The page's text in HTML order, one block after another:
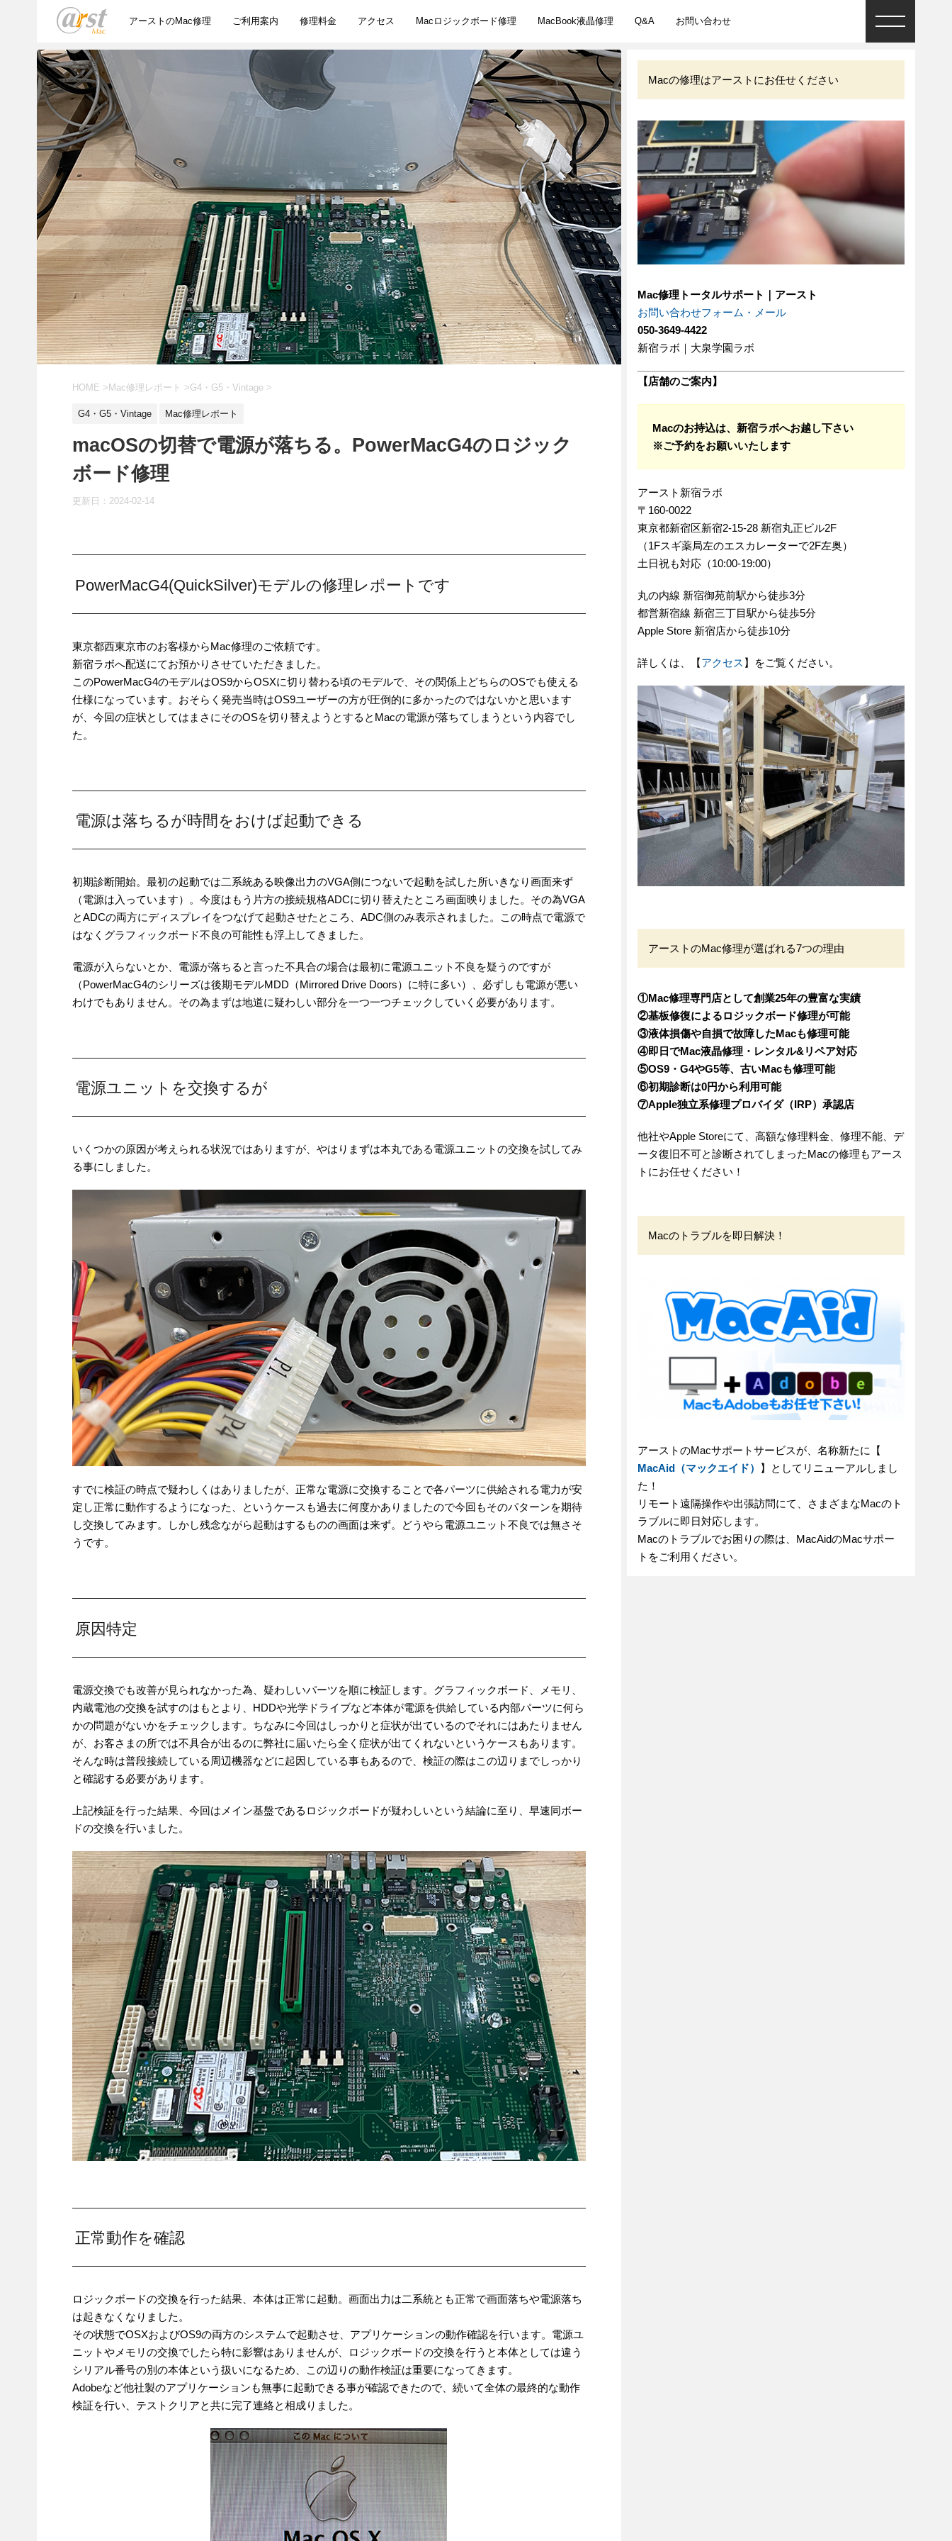
アーストのMac修理 ご利用案内 修理料金 アクセス Macロジックボード修理 MacBook液晶修理 Q&A お問い合わせ
HOME > Mac修理レポート >G4・G5・Vintage >
G4・G5・Vintage Mac修理レポート
macOSの切替で電源が落ちる。PowerMacG4のロジック
ボード修理
更新日： 2024-02-14
PowerMacG4(QuickSilver)モデルの修理レポートです
東京都西東京市のお客様からMac修理のご依頼です。
新宿ラボへ配送にてお預かりさせていただきました。
このPowerMacG4のモデルはOS9からOSXに切り替わる頃のモデルで、その関係上どちらのOSでも使える
仕様になっています。おそらく発売当時はOS9ユーザーの方が圧倒的に多かったのではないかと思います
が、今回の症状としてはまさにそのOSを切り替えようとするとMacの電源が落ちてしまうという内容でし
た。
電源は落ちるが時間をおけば起動できる
初期診断開始。最初の起動では二系統ある映像出力のVGA側につないで起動を試した所いきなり画面来ず
（電源は入っています）。今度はもう片方の接続規格ADCに切り替えたところ画面映りました。その為VGA
とADCの両方にディスプレイをつなげて起動させたところ、ADC側のみ表示されました。この時点で電源で
はなくグラフィックボード不良の可能性も浮上してきました。
電源が入らないとか、電源が落ちると言った不具合の場合は最初に電源ユニット不良を疑うのですが
（PowerMacG4のシリーズは後期モデルMDD（Mirrored Drive Doors）に特に多い）、必ずしも電源が悪い
わけでもありません。その為まずは地道に疑わしい部分を一つ一つチェックしていく必要があります。
電源ユニットを交換するが
いくつかの原因が考えられる状況ではありますが、やはりまずは本丸である電源ユニットの交換を試してみ
る事にしました。
すでに検証の時点で疑わしくはありましたが、正常な電源に交換することで各パーツに供給される電力が安
定し正常に動作するようになった、というケースも過去に何度かありましたので今回もそのパターンを期待
し交換してみます。しかし残念ながら起動はするものの画面は来ず。どうやら電源ユニット不良では無さそ
うです。
原因特定
電源交換でも改善が見られなかった為、疑わしいパーツを順に検証します。グラフィックボード、メモリ、
内蔵電池の交換を試すのはもとより、HDDや光学ドライブなど本体が電源を供給している内部パーツに何ら
かの問題がないかをチェックします。ちなみに今回はしっかりと症状が出ているのでそれにはあたりません
が、お客さまの所では不具合が出るのに弊社に届いたら全く症状が出てくれないというケースもあります。
そんな時は普段接続している周辺機器などに起因している事もあるので、検証の際はこの辺りまでしっかり
と確認する必要があります。
上記検証を行った結果、今回はメイン基盤であるロジックボードが疑わしいという結論に至り、早速同ボー
ドの交換を行いました。
正常動作を確認
ロジックボードの交換を行った結果、本体は正常に起動。画面出力は二系統とも正常で画面落ちや電源落ち
は起きなくなりました。
その状態でOSXおよびOS9の両方のシステムで起動させ、アプリケーションの動作確認を行います。電源ユ
ニットやメモリの交換でしたら特に影響はありませんが、ロジックボードの交換を行うと本体としては違う
シリアル番号の別の本体という扱いになるため、この辺りの動作検証は重要になってきます。
Adobeなど他社製のアプリケーションも無事に起動できる事が確認できたので、続いて全体の最終的な動作
検証を行い、テストクリアと共に完了連絡と相成りました。
Macの修理はアーストにお任せください
Mac修理トータルサポート｜アースト
お問い合わせフォーム・メール
050-3649-4422
新宿ラボ｜大泉学園ラボ
【店舗のご案内】
Macのお持込は、新宿ラボへお越し下さい
※ご予約をお願いいたします
アースト新宿ラボ
〒160-0022
東京都新宿区新宿2-15-28 新宿丸正ビル2F
（1Fスギ薬局左のエスカレーターで2F左奥）
土日祝も対応（10:00-19:00）
丸の内線 新宿御苑前駅から徒歩3分
都営新宿線 新宿三丁目駅から徒歩5分
Apple Store 新宿店から徒歩10分
詳しくは、【アクセス 】をご覧ください。
アーストのMac修理が選ばれる7つの理由
①Mac修理専門店として創業25年の豊富な実績
②基板修復によるロジックボード修理が可能
③液体損傷や自損で故障したMacも修理可能
④即日でMac液晶修理・レンタル&リペア対応
⑤OS9・G4やG5等、古いMacも修理可能
⑥初期診断は0円から利用可能
⑦Apple独立系修理プロバイダ（IRP）承認店
他社やApple Storeにて、高額な修理料金、修理不能、デ
ータ復旧不可と診断されてしまったMacの修理もアース
トにお任せください！
Macのトラブルを即日解決！
アーストのMacサポートサービスが、名称新たに【
MacAid（マックエイド）
】としてリニューアルしまし
た！
リモート遠隔操作や出張訪問にて、さまざまなMacのト
ラブルに即日対応します。
Macのトラブルでお困りの際は、MacAidのMacサポー
トをご利用ください。